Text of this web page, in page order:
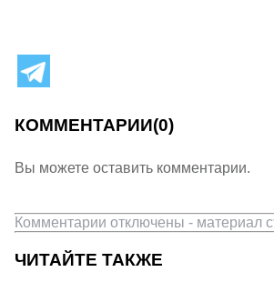
КОММЕНТАРИИ(0)
Вы можете оставить комментарии.
Комментарии отключены - материал
ЧИТАЙТЕ ТАКЖЕ